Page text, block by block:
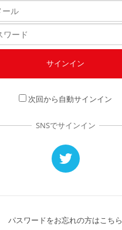
次回から自動サインイン
SNSでサインイン
パスワードをお忘れの方はこちら